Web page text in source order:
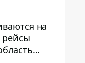
на
рейсы